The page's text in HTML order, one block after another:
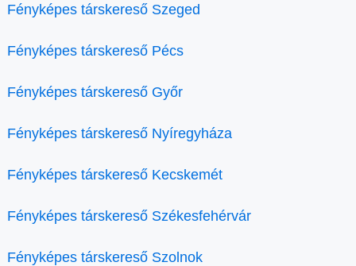
Fényképes társkereső Szeged
Fényképes társkereső Pécs
Fényképes társkereső Győr
Fényképes társkereső Nyíregyháza
Fényképes társkereső Kecskemét
Fényképes társkereső Székesfehérvár
Fényképes társkereső Szolnok